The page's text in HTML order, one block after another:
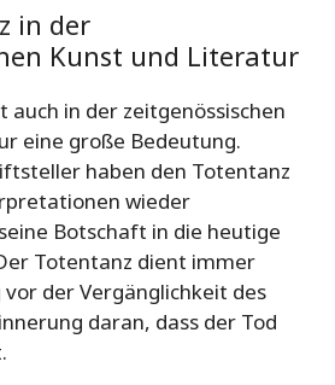
in der
Kunst und Literatur
auch in der zeitgenössischen
eine große Bedeutung.
haben den Totentanz
wieder
Botschaft in die heutige
Totentanz dient immer
vor der Vergänglichkeit des
daran, dass der Tod